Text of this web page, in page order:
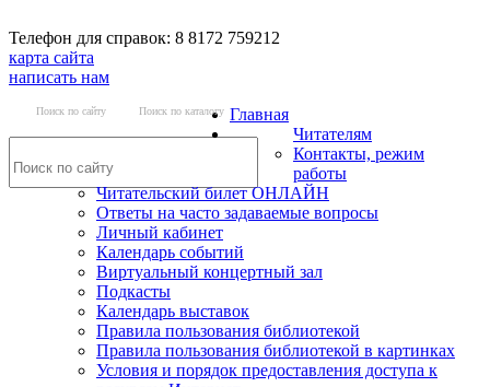
Телефон для справок: 8 8172 759212
карта сайта
написать нам
Поиск по сайту Поиск по каталогу Главная
Читателям
Контакты, режим
работы
Читательский билет ОНЛАЙН
Ответы на часто задаваемые вопросы
Личный кабинет
Календарь событий
Виртуальный концертный зал
Подкасты
Календарь выставок
Правила пользования библиотекой
Правила пользования библиотекой в картинках
Условия и порядок предоставления доступа к